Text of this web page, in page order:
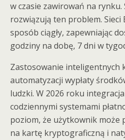
w czasie zawirowań na rynku.
rozwiązują ten problem. Sieci
sposób ciągły, zapewniając
godziny na dobę, 7 dni w
Zastosowanie inteligentnych
automatyzacji wypłaty
ludzki. W 2026 roku
codziennymi systemami
poziom, że użytkownik może
na kartę kryptograficzną i